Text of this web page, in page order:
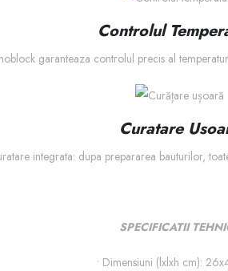
Controlul
garanteaza controlul precis al
Curatare
integrata: dupa prepararea bauturilor,
SPECIFICATII
• Dimensiuni (lxlxh cm):